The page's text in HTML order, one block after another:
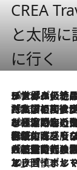
CREA
と太陽
に行く
2026.8.8
リスボンの絶品スイーツ「パステル・デ・ナタ」とは？ポルトガル伝統の奥深い世界へ
2026.7.27
「私の祖国はポルトガル語です」国民的詩人フェルナンド・ペソアと、彼が愛し
2026.7.26
ポルトガル近海が育む極上の海の幸。キリリと冷えた白ワインと愉しむ、シー
2026.7.22
伝統の味をモダンに昇華。高感度な地元客が集う、リスボンの最旬ガストロノミー
2026.7.21
大航海時代の栄華から、震災、独裁、そして革命へ。ポルトガル・首都リスボンの石畳に刻ま
2026.7.13
エッセイ・ヤマザキマリ「慎ましくも美しき国 ポルトガル」